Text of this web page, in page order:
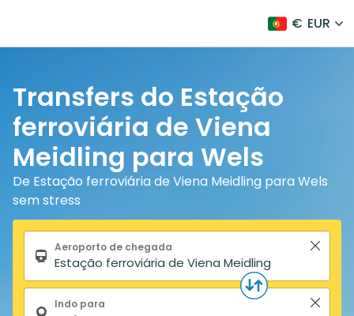
€ EUR
Transfers do Estação
ferroviária de Viena
Meidling para Wels
De Estação ferroviária de Viena Meidling para Wels
sem stress
Formulário de pesquisa
Aeroporto de chegada
Indo para